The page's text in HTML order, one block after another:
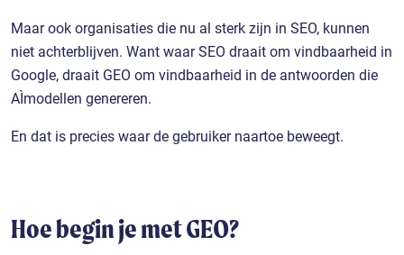
Maar ook organisaties die nu al sterk zijn in SEO, kunnen
niet achterblijven. Want waar SEO draait om vindbaarheid in
Google, draait GEO om vindbaarheid in de antwoorden die
AI‑modellen genereren.
En dat is precies waar de gebruiker naartoe beweegt.
Hoe begin je met GEO?